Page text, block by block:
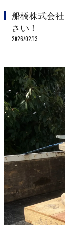
船橋株式会
さい！
2026/02/13